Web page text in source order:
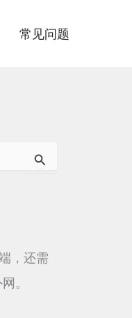
常见问题
，还需
。